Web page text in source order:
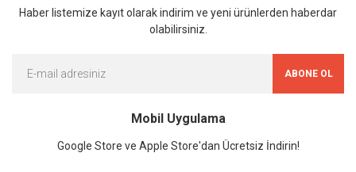
Haber listemize kayıt olarak indirim ve yeni ürünlerden haberdar
olabilirsiniz.
ABONE OL
Mobil Uygulama
Google Store ve Apple Store'dan Ücretsiz İndirin!